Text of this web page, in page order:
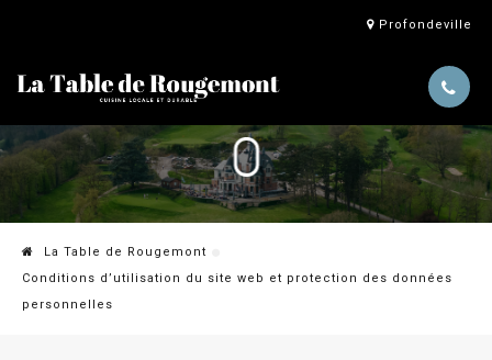
Profondeville
La Table de Rougemont
Conditions d’utilisation du site web et protection des données
personnelles